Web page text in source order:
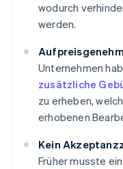
wodurch
werden.
Unternehmen
zusätzliche
zu erheben,
erhobenen
Kein
Früher musste